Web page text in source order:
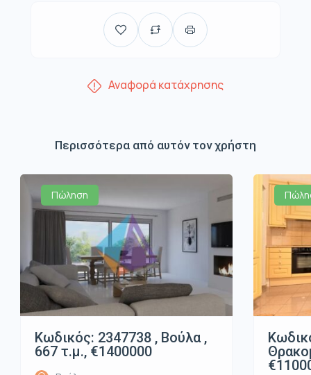
Αναφορά κατάχρησης
Περισσότερα από αυτόν τον χρήστη
Πώληση
Κωδικός: 2347738 , Βούλα ,
667 τ.μ., €1400000